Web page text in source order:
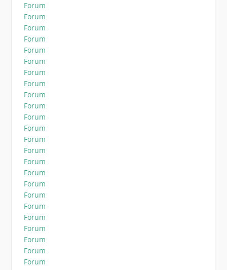
Forum
Forum
Forum
Forum
Forum
Forum
Forum
Forum
Forum
Forum
Forum
Forum
Forum
Forum
Forum
Forum
Forum
Forum
Forum
Forum
Forum
Forum
Forum
Forum